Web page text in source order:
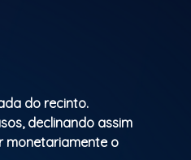
do recinto.
declinando assim
monetariamente o